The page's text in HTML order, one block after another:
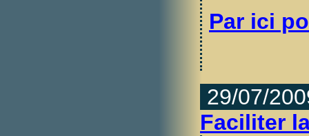
Par ici
29/07/
Faciliter